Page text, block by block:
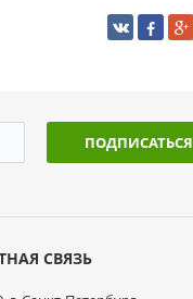
ПОДПИСАТЬСЯ
СВЯЗЬ